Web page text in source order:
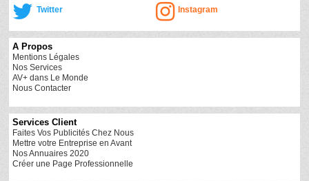
Twitter Instagram
A Propos
Mentions Légales
Nos Services
AV+ dans Le Monde
Nous Contacter
Services Client
Faites Vos Publicités Chez Nous
Mettre votre Entreprise en Avant
Nos Annuaires 2020
Créer une Page Professionnelle